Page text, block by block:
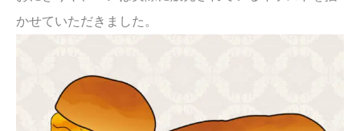
かせていただきました。